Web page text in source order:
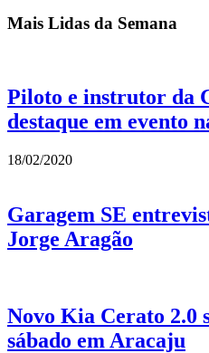
Mais Lidas da Semana
Piloto e instrutor da
destaque em evento
18/02/2020
Garagem SE
Jorge Aragão
Novo Kia Cerato 2.0
sábado em Aracaju